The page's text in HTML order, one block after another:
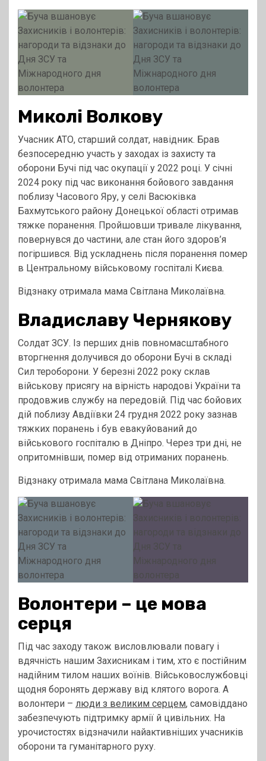
Миколі Волкову
Учасник АТО, старший солдат, навідник. Брав
безпосередню участь у заходах із захисту та
оборони Бучі під час окупації у 2022 році. У січні
2024 року під час виконання бойового завдання
поблизу Часового Яру, у селі Васюківка
Бахмутського району Донецької області отримав
тяжке поранення. Пройшовши тривале лікування,
повернувся до частини, але стан його здоров’я
погіршився. Від ускладнень після поранення помер
в Центральному військовому госпіталі Києва.
Відзнаку отримала мама Світлана Миколаївна.
Владиславу Чернякову
Солдат ЗСУ. Із перших днів повномасштабного
вторгнення долучився до оборони Бучі в складі
Сил тероборони. У березні 2022 року склав
військову присягу на вірність народові України та
продовжив службу на передовій. Під час бойових
дій поблизу Авдіївки 24 грудня 2022 року зазнав
тяжких поранень і був евакуйований до
військового госпіталю в Дніпро. Через три дні, не
опритомнівши, помер від отриманих поранень.
Відзнаку отримала мама Світлана Миколаївна.
Волонтери – це мова
серця
Під час заходу також висловлювали повагу і
вдячність нашим Захисникам і тим, хто є постійним
надійним тилом наших воїнів. Військовослужбовці
щодня боронять державу від клятого ворога. А
волонтери – люди з великим серцем, самовіддано
забезпечують підтримку армії й цивільних. На
урочистостях відзначили найактивніших учасників
оборони та гуманітарного руху.